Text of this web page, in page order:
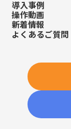
導入事例
操作動画
新着情報
よくあるご質問